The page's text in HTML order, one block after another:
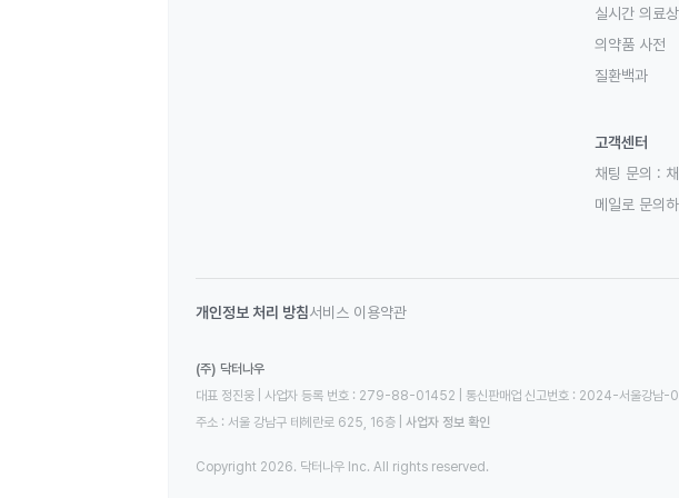
실시간 의료
의약품 사전
질환백과
고객센터
채팅 문의 :
메일로 문의하
개인정보 처리 방침서비스 이용약관
(주) 닥터나우
대표 정진웅 | 사업자 등록 번호 : 279-88-01452 | 통신판매업 신고번호 : 2024-서울강남
주소 : 서울 강남구 테헤란로 625, 16층
사업자 정보 확인
Copyright 2026. 닥터나우 Inc. All rights reserved.